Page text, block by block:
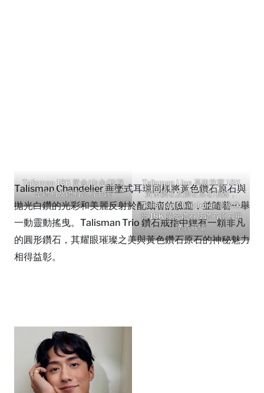
Talisman 18K 黃金/白金/玫瑰
金鑽石及鑽石原石手鐲
Talisman Line 高級珠寶 18K
黃金鑽石及鑽石原石項鏈，
Talisman Chandelier 高級珠
寶 18K 黃金鑽石及鑽石原石垂
墜式耳環
Talisman Chandelier 垂墜式耳環同樣將黃色鑽石原石與
拋光白鑽的光彩和美麗反射於配戴者的臉龐，並隨着一舉
一動靈動搖曳。Talisman Trio 鑽石戒指中鑲有一顆非凡
的圓形鑽石，其耀眼璀璨之美與黃色鑽石原石的神秘魅力
相得益彰。